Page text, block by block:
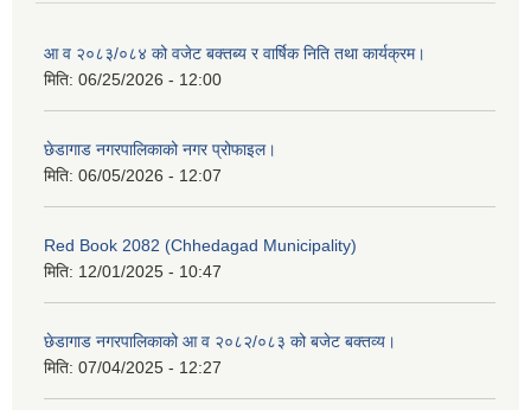
आ व २०८३/०८४ को वजेट बक्तब्य र वार्षिक निति तथा कार्यक्रम।
मिति: 06/25/2026 - 12:00
छेडागाड नगरपालिकाको नगर प्रोफाइल।
मिति: 06/05/2026 - 12:07
Red Book 2082 (Chhedagad Municipality)
मिति: 12/01/2025 - 10:47
छेडागाड नगरपालिकाको आ व २०८२/०८३ को बजेट बक्तव्य।
मिति: 07/04/2025 - 12:27